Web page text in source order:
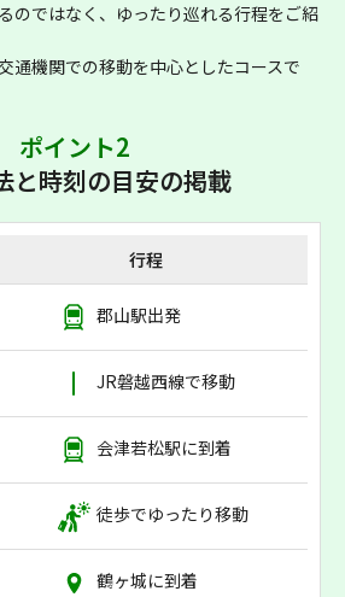
のではなく、ゆったり巡れる行程をご紹
通機関での移動を中心としたコースで
ポイント2
と時刻の目安の掲載
行程
郡山駅出発
JR磐越西線で移動
会津若松駅に到着
徒歩でゆったり移動
鶴ヶ城に到着